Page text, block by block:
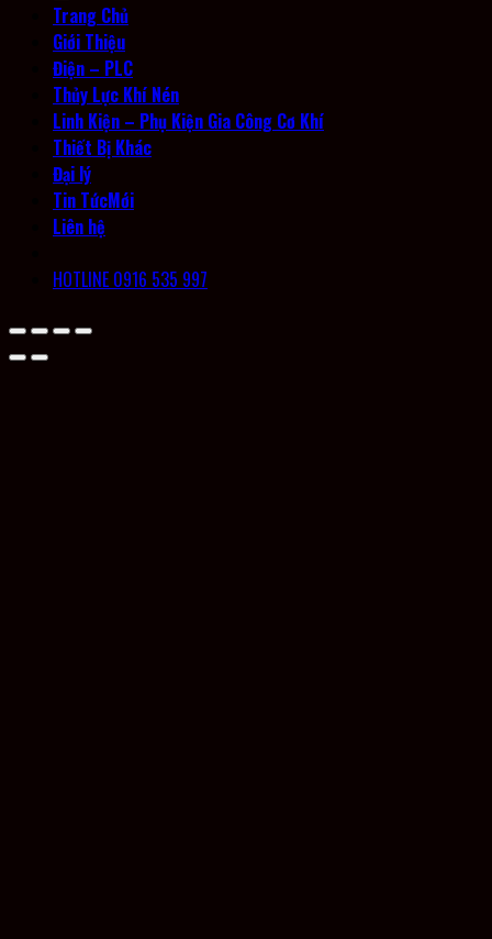
Trang Chủ
Giới Thiệu
Điện – PLC
Thủy Lực Khí Nén
Linh Kiện – Phụ Kiện Gia Công Cơ Khí
Thiết Bị Khác
Đại lý
Tin Tức
Liên hệ
HOTLINE 0916 535 997